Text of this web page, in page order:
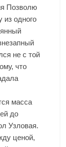
Позволю
из одного
не с той
что
масса
до
Узловая.
ценой,